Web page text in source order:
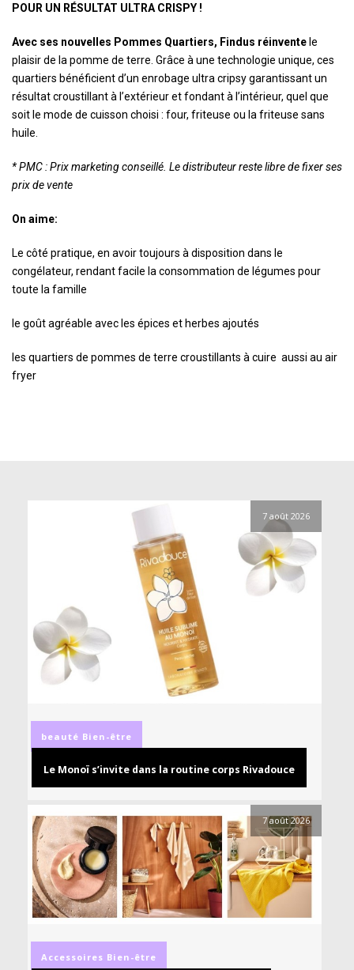
POUR UN RÉSULTAT ULTRA CRISPY !
Avec ses nouvelles Pommes Quartiers, Findus réinvente le
plaisir de la pomme de terre. Grâce à une technologie unique, ces
quartiers bénéficient d’un enrobage ultra cripsy garantissant un
résultat croustillant à l’extérieur et fondant à l’intérieur, quel que
soit le mode de cuisson choisi : four, friteuse ou la friteuse sans
huile.
* PMC : Prix marketing conseillé. Le distributeur reste libre de fixer ses
prix de vente
On aime:
Le côté pratique, en avoir toujours à disposition dans le
congélateur, rendant facile la consommation de légumes pour
toute la famille
le goût agréable avec les épices et herbes ajoutés
les quartiers de pommes de terre croustillants à cuire aussi au air
fryer
7 août 2026
beauté Bien-être
Le Monoï s’invite dans la routine corps Rivadouce
7 août 2026
Accessoires Bien-être